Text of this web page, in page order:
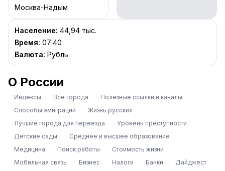
Москва-Надым
Население: 44,94 тыс.
Время: 07:40
Валюта: Рубль
О России
Индексы Все города
Полезные ссылки и каналы
Способы эмиграции
Жизнь русских
Лучшие города для переезда
Уровень преступности
Детские сады
Среднее и высшее образование
Медицина
Поиск работы
Стоимость жизни
Мобильная связь
Бизнес Налоги Банки Дайджест